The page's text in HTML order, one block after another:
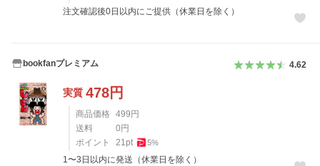
注文確認後0日以内にご提供（休業日を除く）
bookfanプレミアム 4.62
実質 478円
商品価格 499 円
送料
0 円
ポイント
21pt 5%
1〜3日以内に発送（休業日を除く）